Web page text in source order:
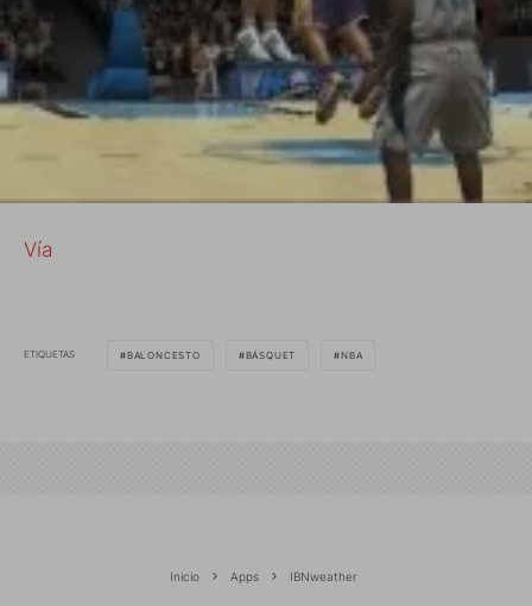
Vía
ETIQUETAS BALONCESTO BÁSQUET NBA
Inicio Apps IBNweather